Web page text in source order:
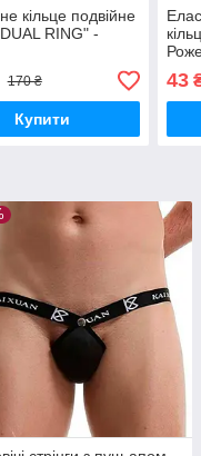
кільце подвійне
RING" -
170 ₴
Купити
43